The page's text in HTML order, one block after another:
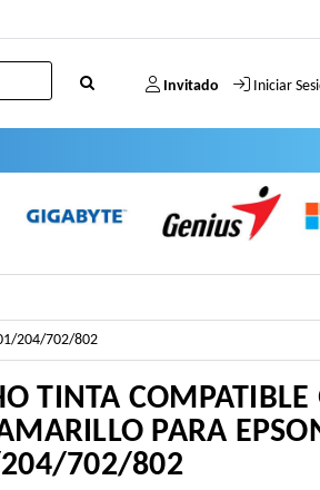
Invitado Iniciar
204/702/802
TINTA COMPATIBLE
PARA
702/802